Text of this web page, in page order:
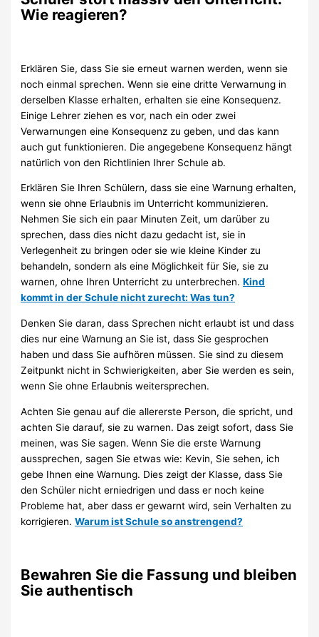
Wie reagieren?
Erklären Sie, dass Sie sie erneut warnen werden, wenn sie
noch einmal sprechen. Wenn sie eine dritte Verwarnung in
derselben Klasse erhalten, erhalten sie eine Konsequenz.
Einige Lehrer ziehen es vor, nach ein oder zwei
Verwarnungen eine Konsequenz zu geben, und das kann
auch gut funktionieren. Die angegebene Konsequenz hängt
natürlich von den Richtlinien Ihrer Schule ab.
Erklären Sie Ihren Schülern, dass sie eine Warnung erhalten,
wenn sie ohne Erlaubnis im Unterricht kommunizieren.
Nehmen Sie sich ein paar Minuten Zeit, um darüber zu
sprechen, dass dies nicht dazu gedacht ist, sie in
Verlegenheit zu bringen oder sie wie kleine Kinder zu
behandeln, sondern als eine Möglichkeit für Sie, sie zu
warnen, ohne Ihren Unterricht zu unterbrechen.Kind
kommt in der Schule nicht zurecht: Was tun?
Denken Sie daran, dass Sprechen nicht erlaubt ist und dass
dies nur eine Warnung an Sie ist, dass Sie gesprochen
haben und dass Sie aufhören müssen. Sie sind zu diesem
Zeitpunkt nicht in Schwierigkeiten, aber Sie werden es sein,
wenn Sie ohne Erlaubnis weitersprechen.
Achten Sie genau auf die allererste Person, die spricht, und
achten Sie darauf, sie zu warnen. Das zeigt sofort, dass Sie
meinen, was Sie sagen. Wenn Sie die erste Warnung
aussprechen, sagen Sie etwas wie: Kevin, Sie sehen, ich
gebe Ihnen eine Warnung. Dies zeigt der Klasse, dass Sie
den Schüler nicht erniedrigen und dass er noch keine
Probleme hat, aber dass er gewarnt wird, sein Verhalten zu
korrigieren.Warum ist Schule so anstrengend?
Bewahren Sie die Fassung und bleiben
Sie authentisch